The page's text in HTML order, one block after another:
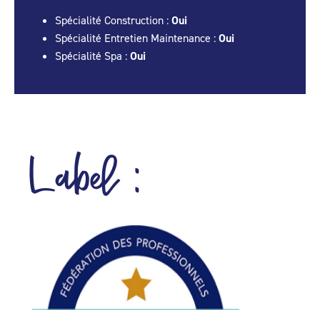
Spécialité Construction : Oui
Spécialité Entretien Maintenance : Oui
Spécialité Spa : Oui
Label :